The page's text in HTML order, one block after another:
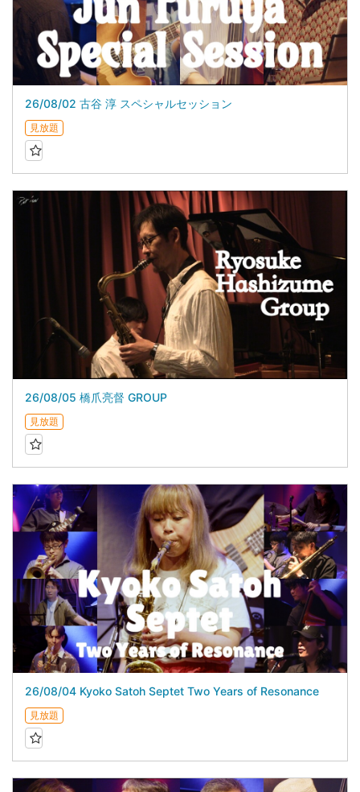
26/08/02 古谷 淳 スペシャルセッション
見放題
26/08/05 橋爪亮督 GROUP
見放題
26/08/04 Kyoko Satoh Septet Two Years of Resonance
見放題